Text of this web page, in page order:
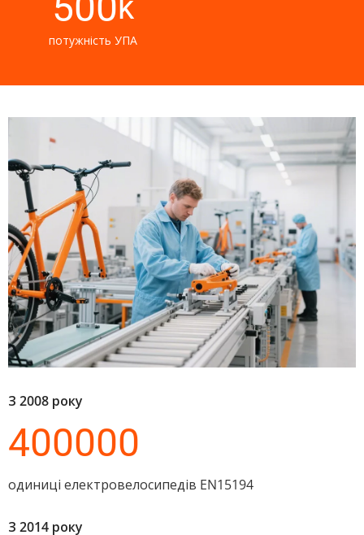
потужність УПА
З 2008 року
400000
одиниці електровелосипедів EN15194
З 2014 року